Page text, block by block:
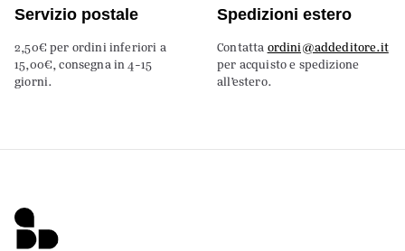
Servizio postale
2,50€ per ordini inferiori a
15,00€, consegna in 4-15
giorni.
Spedizioni estero
Contatta ordini@addeditore.it
per acquisto e spedizione
all’estero.